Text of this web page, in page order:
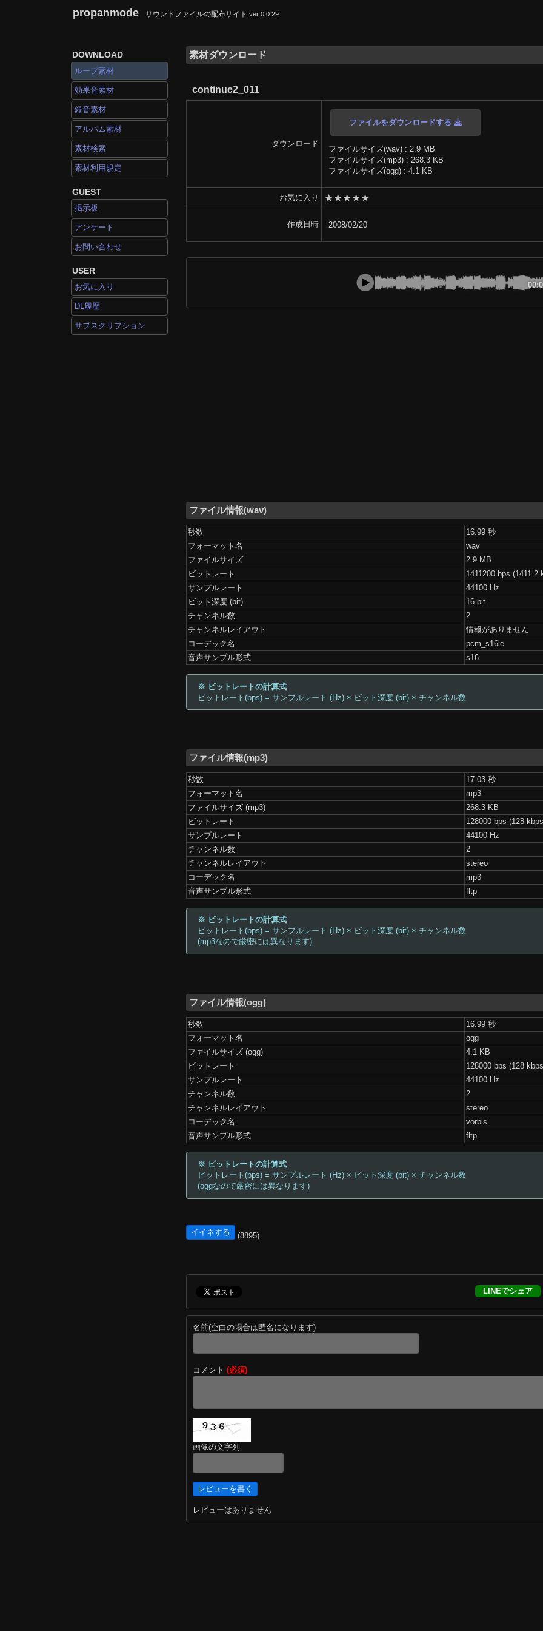
propanmode サウンドファイルの配布サイト ver 0.0.29
DOWNLOAD
ループ素材
効果音素材
録音素材
アルバム素材
素材検索
素材利用規定
GUEST
掲示板
アンケート
お問い合わせ
USER
お気に入り
DL履歴
サブスクリプション
素材ダウンロード
continue2_011
ダウンロード
ファイルをダウンロードする
ファイルサイズ(wav) : 2.9 MB
ファイルサイズ(mp3) : 268.3 KB
ファイルサイズ(ogg) : 4.1 KB
お気に入り ★★★★★
作成日時 2008/02/20
ファイル情報(wav)
秒数
16.99 秒
フォーマット名
wav
ファイルサイズ
2.9 MB
ビットレート
1411200 bps (1411.2
サンプルレート
44100 Hz
ビット深度 (bit)
16 bit
チャンネル数
2
チャンネルレイアウト
情報がありません
コーデック名
pcm_s16le
音声サンプル形式
s16
※ ビットレートの計算式
ビットレート(bps) = サンプルレート (Hz) × ビット深度 (bit) × チャンネル数
ファイル情報(mp3)
秒数
17.03 秒
フォーマット名
mp3
ファイルサイズ (mp3)
268.3 KB
ビットレート
128000 bps (128
サンプルレート
44100 Hz
チャンネル数
2
チャンネルレイアウト
stereo
コーデック名
mp3
音声サンプル形式
fltp
※ ビットレートの計算式
ビットレート(bps) = サンプルレート (Hz) × ビット深度 (bit) × チャンネル数
(mp3なので厳密には異なります)
ファイル情報(ogg)
秒数
16.99 秒
フォーマット名
ogg
ファイルサイズ (ogg)
4.1 KB
ビットレート
128000 bps (128
サンプルレート
44100 Hz
チャンネル数
2
チャンネルレイアウト
stereo
コーデック名
vorbis
音声サンプル形式
fltp
※ ビットレートの計算式
ビットレート(bps) = サンプルレート (Hz) × ビット深度 (bit) × チャンネル数
(oggなので厳密には異なります)
イイネする (8895)
LINEでシェア
名前(空白の場合は匿名になります)
コメント (必須)
画像の文字列
レビューはありません